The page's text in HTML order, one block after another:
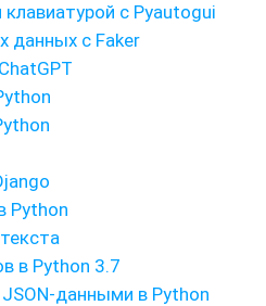
с Pyautogui
данных с Faker
Python
в Python 3.7
данными в Python